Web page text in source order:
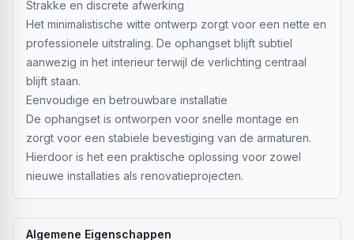
Strakke en discrete afwerking
Het minimalistische witte ontwerp zorgt voor een nette en
professionele uitstraling. De ophangset blijft subtiel
aanwezig in het interieur terwijl de verlichting centraal
blijft staan.
Eenvoudige en betrouwbare installatie
De ophangset is ontworpen voor snelle montage en
zorgt voor een stabiele bevestiging van de armaturen.
Hierdoor is het een praktische oplossing voor zowel
nieuwe installaties als renovatieprojecten.
Algemene Eigenschappen